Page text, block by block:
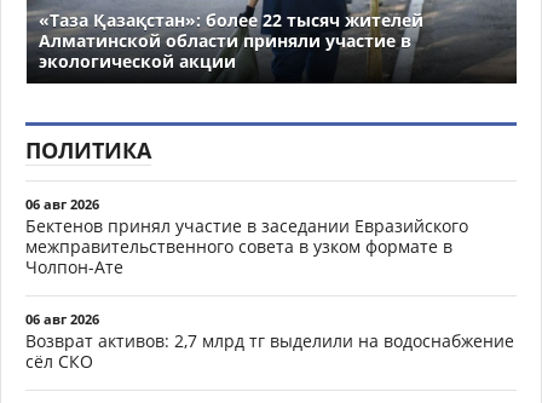
«Таза Қазақстан»: более 22 тысяч жителей
Алматинской области приняли участие в
экологической акции
ПОЛИТИКА
06 авг 2026
Бектенов принял участие в заседании Евразийского
межправительственного совета в узком формате в
Чолпон-Ате
06 авг 2026
Возврат активов: 2,7 млрд тг выделили на водоснабжение
сёл СКО